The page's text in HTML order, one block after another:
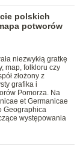
polskich
potworów
niezwykłą gratkę
map, folkloru czy
złożony z
grafika i
Pomorza. Na
et Germanicae
Geographica
występowania